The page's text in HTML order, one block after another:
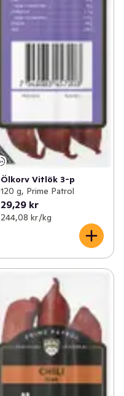
Ölkorv Vitlök 3-p
120 g, Prime Patrol
29,29 kr
244,08 kr /kg